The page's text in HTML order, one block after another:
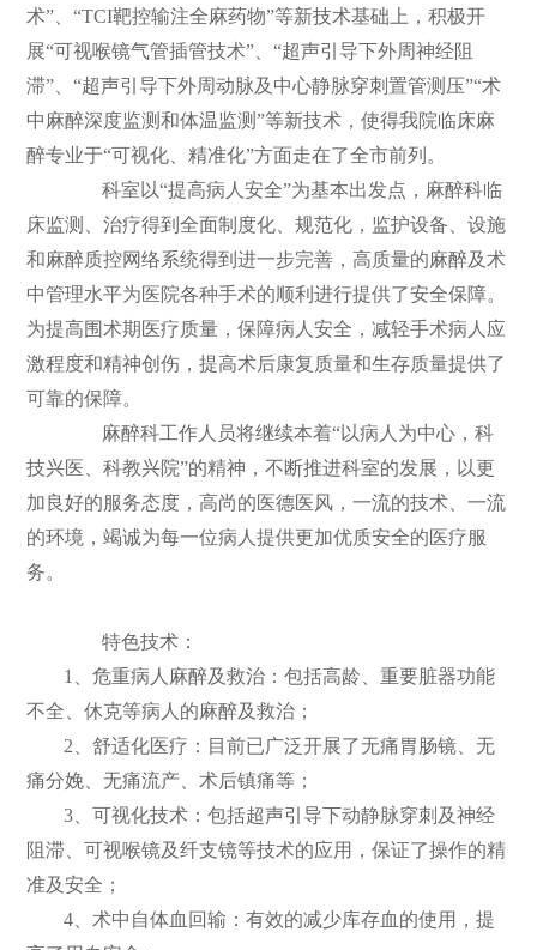
术”、“TCI靶控输注全麻药物”等新技术基础上，积极开
展“可视喉镜气管插管技术”、“超声引导下外周神经阻
滞”、“超声引导下外周动脉及中心静脉穿刺置管测压”“术
中麻醉深度监测和体温监测”等新技术，使得我院临床麻
醉专业于“可视化、精准化”方面走在了全市前列。
科室以“提高病人安全”为基本出发点，麻醉科临
床监测、治疗得到全面制度化、规范化，监护设备、设施
和麻醉质控网络系统得到进一步完善，高质量的麻醉及术
中管理水平为医院各种手术的顺利进行提供了安全保障。
为提高围术期医疗质量，保障病人安全，减轻手术病人应
激程度和精神创伤，提高术后康复质量和生存质量提供了
可靠的保障。
麻醉科工作人员将继续本着“以病人为中心，科
技兴医、科教兴院”的精神，不断推进科室的发展，以更
加良好的服务态度，高尚的医德医风，一流的技术、一流
的环境，竭诚为每一位病人提供更加优质安全的医疗服
务。
特色技术：
1、危重病人麻醉及救治：包括高龄、重要脏器功能
不全、休克等病人的麻醉及救治；
2、舒适化医疗：目前已广泛开展了无痛胃肠镜、无
痛分娩、无痛流产、术后镇痛等；
3、可视化技术：包括超声引导下动静脉穿刺及神经
阻滞、可视喉镜及纤支镜等技术的应用，保证了操作的精
准及安全；
4、术中自体血回输：有效的减少库存血的使用，提